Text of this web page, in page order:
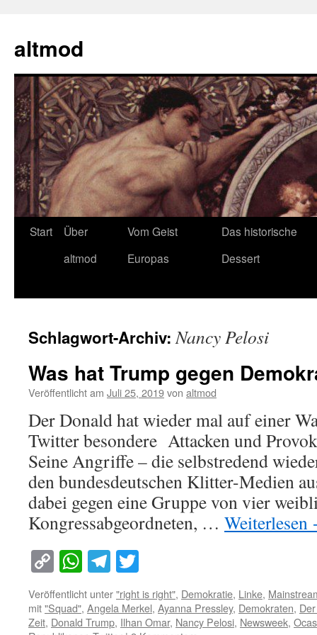
springen
altmod
Start
Über
altmod
Vom Geist
Europas
Das historische
Dessert
Schlagwort-Archiv:Nancy Pelosi
Was hat Trump gegen
Veröffentlicht am Juli 25, 2019von altmod
Der Donald hat wieder mal auf einer
Twitter besondere Attacken und
Seine Angriffe – die selbstredend
den bundesdeutschen Klitter-Medien
dabei gegen eine Gruppe von vier
Kongressabgeordneten, … Weiterlesen
Copy
Link
WhatsApp
Telegram
Veröffentlicht unter"right is right", Demokratie, Linke,
mit"Squad", Angela Merkel, Ayanna Pressley, Demokraten,
Zeit, Donald Trump, Ilhan Omar, Nancy Pelosi, Newsweek,